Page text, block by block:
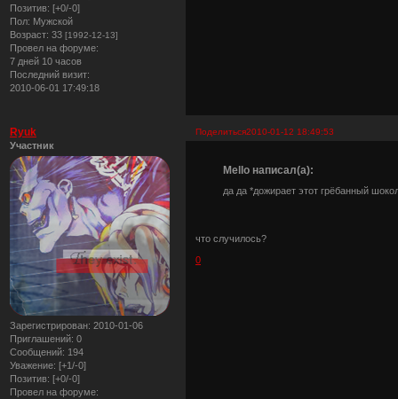
Позитив: [+0/-0]
Пол: Мужской
Возраст: 33 [1992-12-13]
Провел на форуме:
7 дней 10 часов
Последний визит:
2010-06-01 17:49:18
Поделиться2010-01-12 18:49:53
Ryuk
Участник
Зарегистрирован: 2010-01-06
Приглашений: 0
Сообщений: 194
Уважение: [+1/-0]
Позитив: [+0/-0]
Провел на форуме:
Mello написал(а):
да да *дожирает этот грёбанный
что случилось?
0